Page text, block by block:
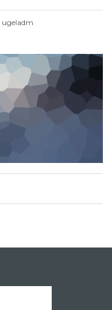
ugeladm